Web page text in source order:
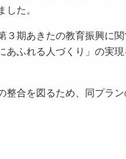
た。
期あきたの教育振興に
ふれる人づくり」の実
合を図るため、同プラン